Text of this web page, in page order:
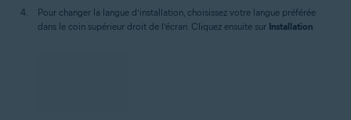
Pour changer la langue d’installation, choisissez votre langue préférée
dans le coin supérieur droit de l’écran. Cliquez ensuite sur Installation